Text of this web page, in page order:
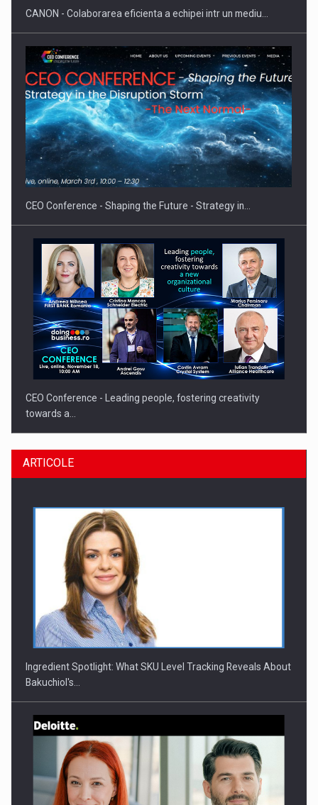
Fondul de investitii BoldMind si echipa de management a…
CANON - Colaborarea eficienta a echipei intr un mediu…
CEO Conference - Shaping the Future - Strategy in…
CEO Conference - Leading people, fostering creativity
towards a…
CEO Conference - Shaping The Future - Technology and…
Webinar - Business Evolution-RETHINK STRATEGY-Finantare
ARTICOLE
Ingredient Spotlight: What SKU Level Tracking Reveals About
Bakuchiol's…